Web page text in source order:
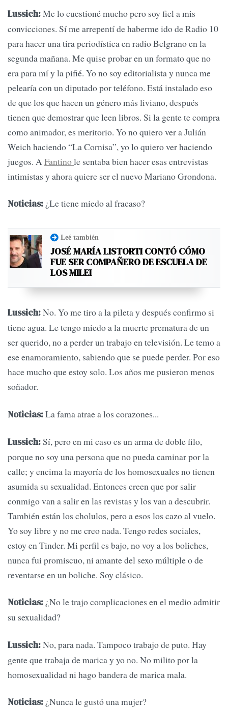
Lussich:Me lo cuestioné mucho pero soy fiel a mis
convicciones. Sí me arrepentí de haberme ido de Radio 10
para hacer una tira periodística en radio Belgrano en la
segunda mañana. Me quise probar en un formato que no
era para mí y la pifié. Yo no soy editorialista y nunca me
pelearía con un diputado por teléfono. Está instalado eso
de que los que hacen un género más liviano, después
tienen que demostrar que leen libros. Si la gente te compra
como animador, es meritorio. Yo no quiero ver a Julián
Weich haciendo “La Cornisa”, yo lo quiero ver haciendo
juegos. AFantinole sentaba bien hacer esas entrevistas
intimistas y ahora quiere ser el nuevo Mariano Grondona.
Noticias: ¿Le tiene miedo al fracaso?
Leé también
JOSÉ MARÍA LISTORTI CONTÓ CÓMO
FUE SER COMPAÑERO DE ESCUELA DE
LOS MILEI
Lussich:No. Yo me tiro a la pileta y después confirmo si
tiene agua. Le tengo miedo a la muerte prematura de un
ser querido, no a perder un trabajo en televisión. Le temo a
ese enamoramiento, sabiendo que se puede perder. Por eso
hace mucho que estoy solo. Los años me pusieron menos
soñador.
Noticias:La fama atrae a los corazones...
Lussich:Sí, pero en mi caso es un arma de doble filo,
porque no soy una persona que no pueda caminar por la
calle; y encima la mayoría de los homosexuales no tienen
asumida su sexualidad. Entonces creen que por salir
conmigo van a salir en las revistas y los van a descubrir.
También están los cholulos, pero a esos los cazo al vuelo.
Yo soy libre y no me creo nada. Tengo redes sociales,
estoy en Tinder. Mi perfil es bajo, no voy a los boliches,
nunca fui promiscuo, ni amante del sexo múltiple o de
reventarse en un boliche. Soy clásico.
Noticias: ¿No le trajo complicaciones en el medio admitir
su sexualidad?
Lussich:No, para nada. Tampoco trabajo de puto. Hay
gente que trabaja de marica y yo no. No milito por la
homosexualidad ni hago bandera de marica mala.
Noticias: ¿Nunca le gustó una mujer?